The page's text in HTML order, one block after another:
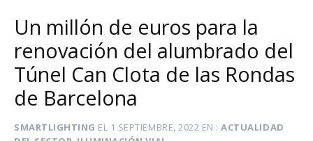
Un millón de euros para la
renovación del alumbrado del
Túnel Can Clota de las Rondas
de Barcelona
SMARTLIGHTING EL 1 SEPTIEMBRE, 2022 EN
ACTUALIDAD